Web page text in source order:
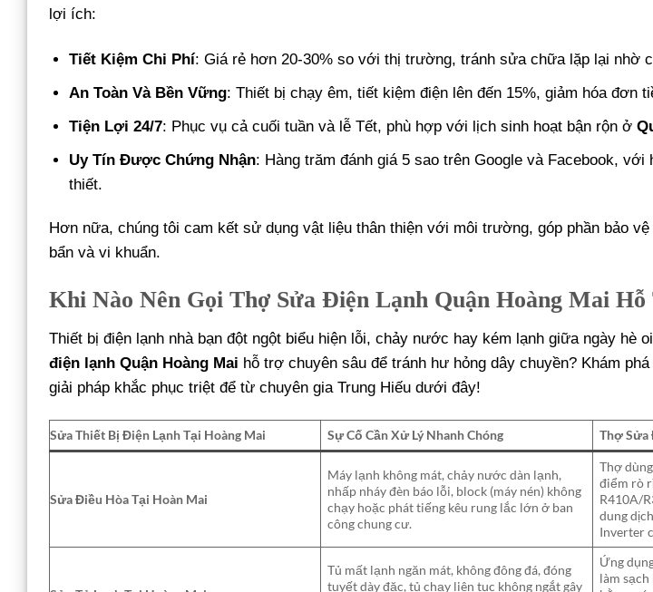
lợi ích:
Tiết Kiệm Chi Phí: Giá rẻ hơn 20-30% so với thị trường, tránh sửa chữa lặp lại nhờ
An Toàn Và Bền Vững: Thiết bị chạy êm, tiết kiệm điện lên đến 15%, giảm hóa đơn
Tiện Lợi 24/7: Phục vụ cả cuối tuần và lễ Tết, phù hợp với lịch sinh hoạt bận rộn ở
Uy Tín Được Chứng Nhận: Hàng trăm đánh giá 5 sao trên Google và Facebook, với
thiết.
Hơn nữa, chúng tôi cam kết sử dụng vật liệu thân thiện với môi trường, góp phần bảo
bẩn và vi khuẩn.
Khi Nào Nên Gọi Thợ Sửa Điện Lạnh Quận Hoàng Mai Hỗ
Thiết bị điện lạnh nhà bạn đột ngột biểu hiện lỗi, chảy nước hay kém lạnh giữa ngày hè
điện lạnh Quận Hoàng Mai hỗ trợ chuyên sâu để tránh hư hỏng dây chuyền? Khám
giải pháp khắc phục triệt để từ chuyên gia Trung Hiếu dưới đây!
Sửa Thiết Bị Điện Lạnh Tại Hoàng Mai Sự Cố Cần Xử Lý Nhanh Chóng Thợ Sửa
Sửa Điều Hòa Tại Hoàn Mai
Máy lạnh không mát, chảy nước dàn lạnh,
nhấp nháy đèn báo lỗi, block (máy nén) không
chạy hoặc phát tiếng kêu rung lắc lớn ở ban
công chung cư.
Thợ
điểm rò
R410A/
dung
Inverter
Tủ mất lạnh ngăn mát, không đông đá, đóng
tuyết dày đặc, tủ chạy liên tục không ngắt gây
Ứng
làm